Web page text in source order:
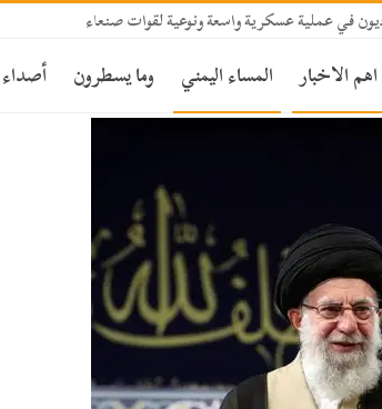
في عملية عسكرية واسعة ونوعية لقوات صنعاء
اهم الاخبار المساء اليمني وما يسطرون أصداء